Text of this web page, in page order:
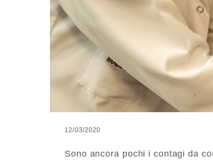
12/03/2020
Sono ancora pochi i contagi da